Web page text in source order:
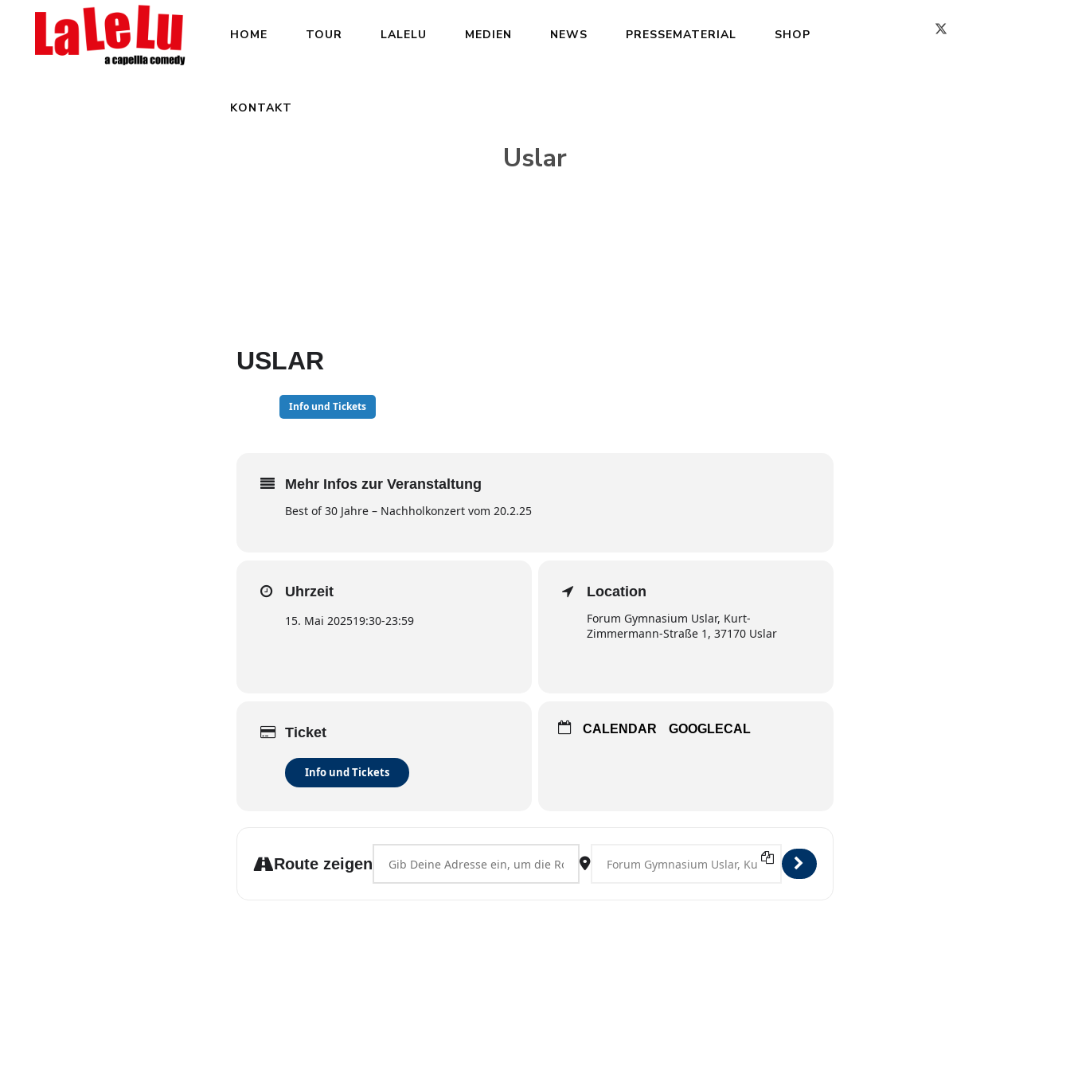
HOME TOUR LALELU MEDIEN NEWS PRESSEMATERIAL SHOP
KONTAKT
Uslar
USLAR
Info und Tickets
Mehr Infos zur Veranstaltung
Best of 30 Jahre – Nachholkonzert vom 20.2.25
Uhrzeit
15. Mai 202519:30-23:59
Location
Forum Gymnasium Uslar, Kurt-
Zimmermann-Straße 1, 37170 Uslar
Ticket
Info und Tickets
CALENDAR GOOGLECAL
Route zeigen
Destination Address - Uslar [PQt98S8DF]